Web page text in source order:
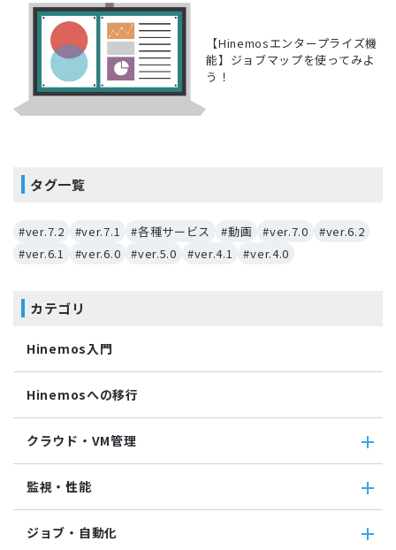
【Hinemosエンタープライズ機
能】ジョブマップを使ってみよ
う！
タグ一覧
#ver.7.2 #ver.7.1 #各種サービス #動画 #ver.7.0
#ver.6.2
#ver.6.1
#ver.6.0 #ver.5.0 #ver.4.1 #ver.4.0
カテゴリ
Hinemos入門
Hinemosへの移行
クラウド・VM管理
クラウド・VM共通
クラウド管理機能(AWS)
VM管理機能
監視・性能
パケットキャプチャ監視
ジョブ・自動化